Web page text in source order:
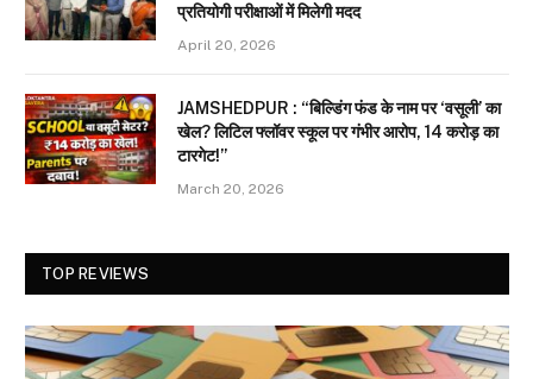
प्रतियोगी परीक्षाओं में मिलेगी मदद
April 20, 2026
JAMSHEDPUR : “बिल्डिंग फंड के नाम पर ‘वसूली’ का
खेल? लिटिल फ्लॉवर स्कूल पर गंभीर आरोप, 14 करोड़ का
टारगेट!”
March 20, 2026
TOP REVIEWS